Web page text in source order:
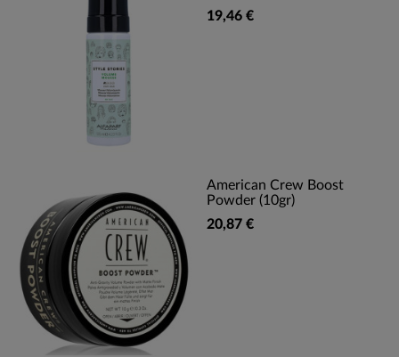
19,46 €
American Crew Boost
Powder (10gr)
20,87 €